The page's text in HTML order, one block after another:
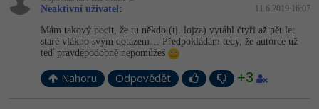
Neaktivní uživatel : 11.6.2019 16:07
Mám takový pocit, že tu někdo (tj. lojza) vytáhl čtyři až pět let
staré vlákno svým dotazem… Předpokládám tedy, že autorce už
teď pravděpodobně nepomůžeš
Nahoru Odpovědět +3